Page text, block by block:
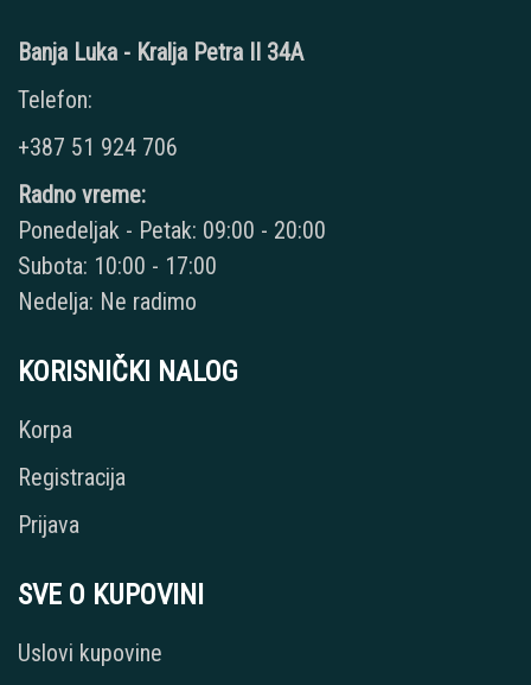
Banja Luka - Kralja Petra II 34A
Telefon:
+387 51 924 706
Radno vreme:
Ponedeljak - Petak: 09:00 - 20:00
Subota: 10:00 - 17:00
Nedelja: Ne radimo
KORISNIČKI NALOG
Korpa
Registracija
Prijava
SVE O KUPOVINI
Uslovi kupovine